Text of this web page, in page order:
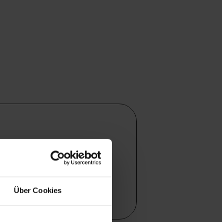
Über Cookies